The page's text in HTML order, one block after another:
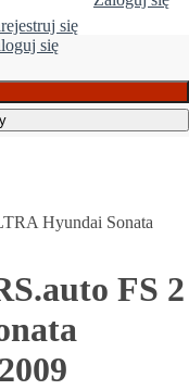
się
się
Hyundai Sonata
FS 2